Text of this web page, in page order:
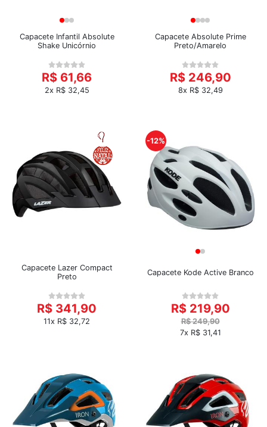
Capacete Infantil Absolute
Shake Unicórnio
R$ 61,66
2x R$ 32,45
Capacete Absolute Prime
Preto/Amarelo
R$ 246,90
8x R$ 32,49
Capacete Lazer Compact
Preto
R$ 341,90
11x R$ 32,72
-12%
Capacete Kode Active Branco
R$ 219,90
R$ 249,90
7x R$ 31,41